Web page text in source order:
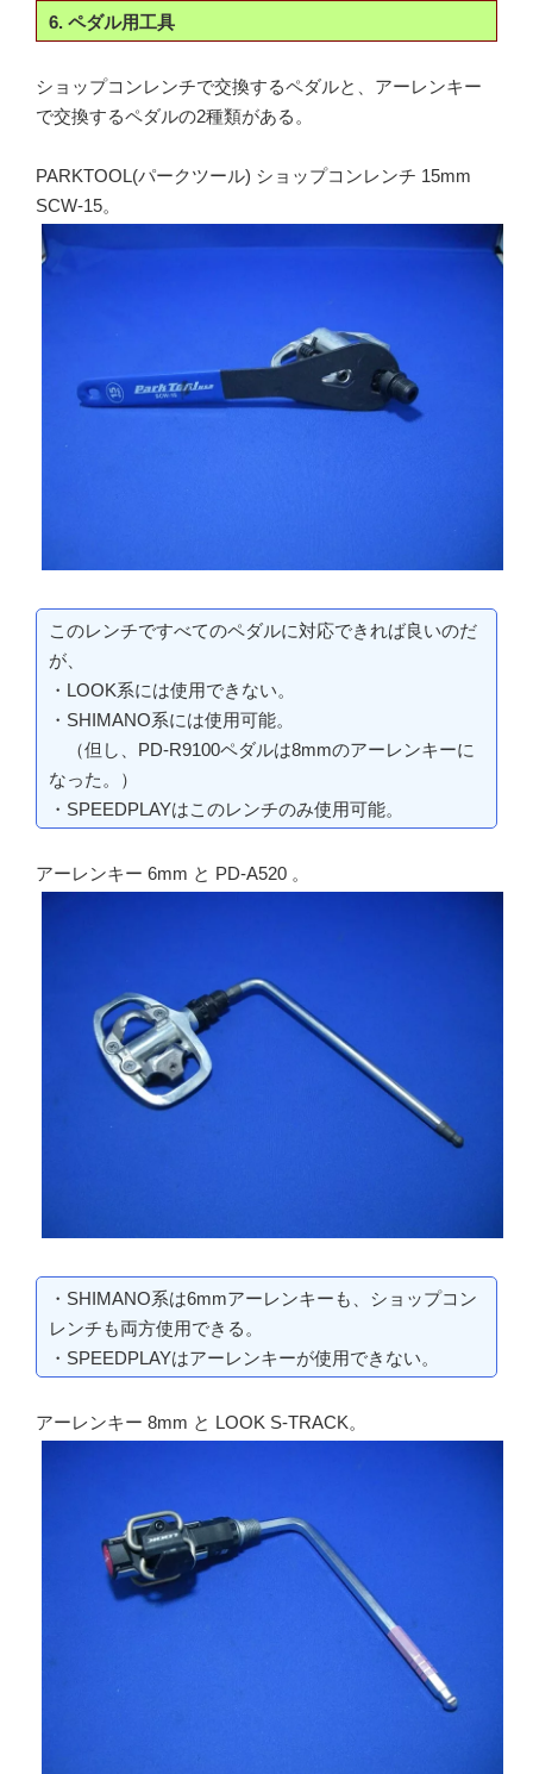
6. ペダル用工具
ショップコンレンチで交換するペダルと、アーレンキー
で交換するペダルの2種類がある。
PARKTOOL(パークツール) ショップコンレンチ 15mm
SCW-15。
このレンチですべてのペダルに対応できれば良いのだ
が、
・LOOK系には使用できない。
・SHIMANO系には使用可能。
（但し、PD-R9100ペダルは8mmのアーレンキーに
なった。）
・SPEEDPLAYはこのレンチのみ使用可能。
アーレンキー 6mm と PD-A520 。
・SHIMANO系は6mmアーレンキーも、ショップコン
レンチも両方使用できる。
・SPEEDPLAYはアーレンキーが使用できない。
アーレンキー 8mm と LOOK S-TRACK。